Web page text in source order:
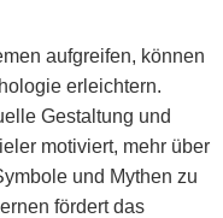
aufgreifen, können
erleichtern.
Gestaltung und
motiviert, mehr über
und Mythen zu
fördert das